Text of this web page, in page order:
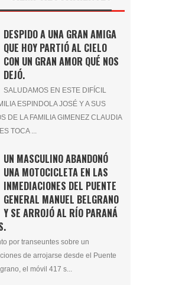
DESPIDO A UNA GRAN AMIGA
QUE HOY PARTIÓ AL CIELO
CON UN GRAN AMOR QUÉ NOS
DEJÓ.
SALUDAMOS EN ESTE DIFÍCIL
ESPINDOLA JOSÉ Y A SUS
DE LA FAMILIA GIMENEZ CLAUDIA
TOCA ...
UN MASCULINO ABANDONÓ
UNA MOTOCICLETA EN LAS
INMEDIACIONES DEL PUENTE
GENERAL MANUEL BELGRANO
Y SE ARROJÓ AL RÍO PARANÁ
por transeuntes sobre un
de arrojarse desde el Puente
el móvil 417 s...